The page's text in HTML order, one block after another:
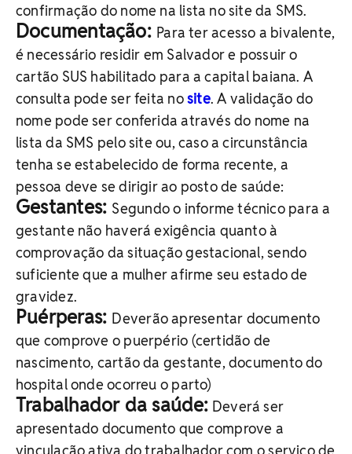
confirmação do nome na lista no site da SMS.
Documentação: Para ter acesso a bivalente,
é necessário residir em Salvador e possuir o
cartão SUS habilitado para a capital baiana. A
consulta pode ser feita nosite. A validação do
nome pode ser conferida através do nome na
lista da SMS pelo site ou, caso a circunstância
tenha se estabelecido de forma recente, a
pessoa deve se dirigir ao posto de saúde:
Gestantes: Segundo o informe técnico para a
gestante não haverá exigência quanto à
comprovação da situação gestacional, sendo
suficiente que a mulher afirme seu estado de
gravidez.
Puérperas: Deverão apresentar documento
que comprove o puerpério (certidão de
nascimento, cartão da gestante, documento do
hospital onde ocorreu o parto)
Trabalhador da saúde: Deverá ser
apresentado documento que comprove a
vinculação ativa do trabalhador com o serviço de